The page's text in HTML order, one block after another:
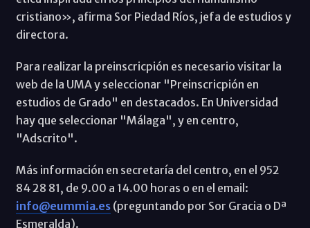
cristiano», afirma Sor Piedad Ríos, jefa de estudios y
directora.
Para realizar la preinscricpión es necesario visitar la
web de la UMA y seleccionar "Preinscricpión en
estudios de Grado" en destacados. En Universidad
hay que seleccionar "Málaga", y en centro,
"Adscrito".
Más información en secretaría del centro, en el 952
84 28 81, de 9.00 a 14.00 horas o en el email:
info@eummia.es(preguntando por Sor Gracia o Dª
Esmeralda).